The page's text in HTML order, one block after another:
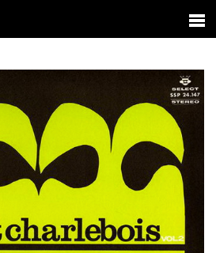
BIOGRAPHIE
DISCOGRAPHIE
CONTACT